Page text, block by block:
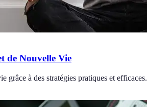
de Nouvelle Vie
grâce à des stratégies pratiques et efficaces.